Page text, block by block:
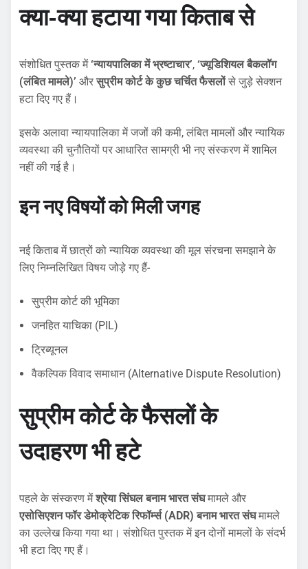
क्या-क्या हटाया गयाकिताब से
संशोधित पुस्तक में‘न्यायपालिका में भ्रष्टाचार’, ‘ज्यूडिशियल बैकलॉग
(लंबित मामले)’ औरसुप्रीम कोर्ट के कुछ चर्चित फैसलोंसे जुड़े सेक्शन
हटा दिए गए हैं।
इसके अलावा न्यायपालिका में जजों की कमी, लंबित मामलों और न्यायिक
व्यवस्था की चुनौतियों पर आधारित सामग्री भी नए संस्करण में शामिल
नहीं की गई है।
इन नए विषयों को मिली जगह
नई किताब में छात्रों को न्यायिक व्यवस्था की मूल संरचना समझाने के
लिए निम्नलिखित विषय जोड़े गए हैं-
सुप्रीम कोर्ट की भूमिका
जनहित याचिका (PIL)
ट्रिब्यूनल
वैकल्पिक विवाद समाधान (Alternative Dispute Resolution)
सुप्रीम कोर्ट के फैसलों के
उदाहरण भी हटे
पहले के संस्करण मेंश्रेया सिंघल बनाम भारत संघमामले और
एसोसिएशन फॉर डेमोक्रेटिक रिफॉर्म्स (ADR) बनाम भारत संघमामले
का उल्लेख किया गया था। संशोधित पुस्तक में इन दोनों मामलों के संदर्भ
भी हटा दिए गए हैं।